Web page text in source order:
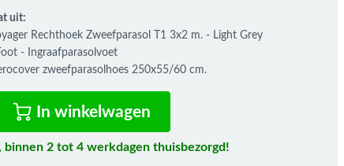
uit:
Rechthoek Zweefparasol T1 3x2 m. - Light Grey
- Ingraafparasolvoet
zweefparasolhoes 250x55/60 cm.
In winkelwagen
binnen 2 tot 4 werkdagen thuisbezorgd!